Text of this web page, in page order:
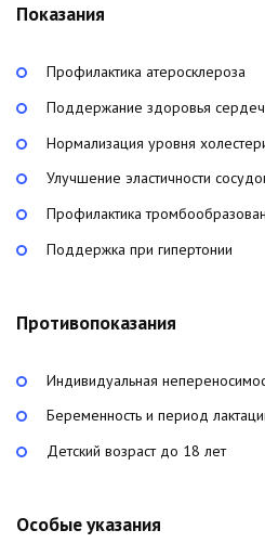
Показания
Профилактика атеросклероза
Поддержание здоровья
Нормализация уровня
Улучшение эластичности
Профилактика
Поддержка при гипертонии
Противопоказания
Индивидуальная
Беременность и период
Детский возраст до 18 лет
Особые указания